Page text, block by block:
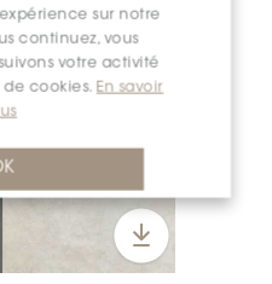
sur notre
continuez, vous
votre activité
de cookies. En savoir